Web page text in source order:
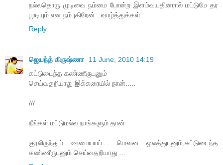
நல்லதொரு முடிவை நம்மை போன்ற இளம்வயதினரால் மட்டுமே தர
முடியும் என நம்புகிறேன் ..வாழ்த்துக்கள்
Reply
ஜெயந்த் கிருஷ்ணா
11 June, 2010 14:19
கட்டுடைந்த கண்ணீருடனும்
செய்வதறியாது இக்கரையில் நான்.....
///
நீங்கள் மட்டுமல்ல நாங்களும் தான்
குரலிருந்தும் ஊமையாய்.... மௌன ஓலத்துடனும்,கட்டுடைந்த
கண்ணீருடனும் செய்வதறியாது ...